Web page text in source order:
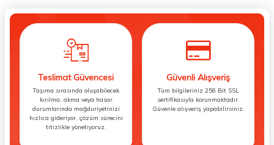
Teslimat Güvencesi
Taşıma sırasında oluşabilecek
kırılma, akma veya hasar
durumlarında mağduriyetinizi
hızlıca gideriyor, çözüm sürecini
titizlikle yönetiyoruz.
Güvenli Alışveriş
Tüm bilgileriniz 256 Bit SSL
sertifikasıyla korunmaktadır.
Güvenle alışveriş yapabilirsiniz.